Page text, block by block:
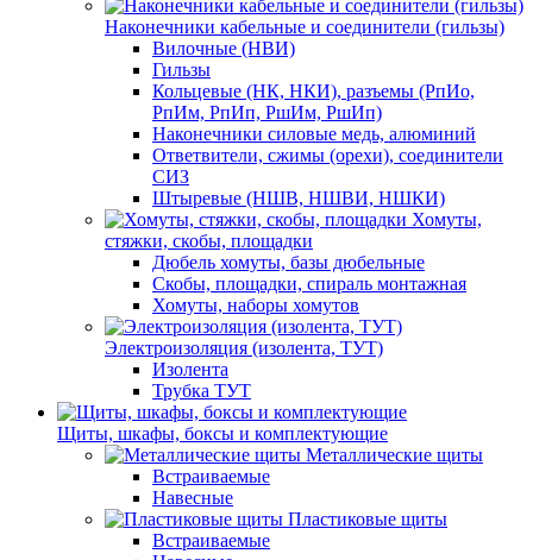
Наконечники кабельные и соединители (гильзы)
Вилочные (НВИ)
Гильзы
Кольцевые (НК, НКИ), разъемы (РпИо,
РпИм, РпИп, РшИм, РшИп)
Наконечники силовые медь, алюминий
Ответвители, сжимы (орехи), соединители
СИЗ
Штыревые (НШВ, НШВИ, НШКИ)
Хомуты,
стяжки, скобы, площадки
Дюбель хомуты, базы дюбельные
Скобы, площадки, спираль монтажная
Хомуты, наборы хомутов
Электроизоляция (изолента, ТУТ)
Изолента
Трубка ТУТ
Щиты, шкафы, боксы и комплектующие
Металлические щиты
Встраиваемые
Навесные
Пластиковые щиты
Встраиваемые